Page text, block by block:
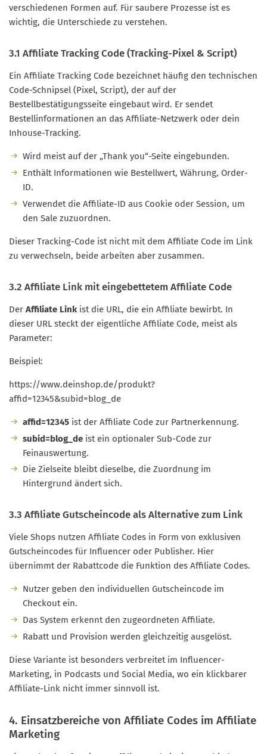
verschiedenen Formen auf. Für saubere Prozesse ist es
wichtig, die Unterschiede zu verstehen.
3.1 Affiliate Tracking Code (Tracking-Pixel & Script)
Ein Affiliate Tracking Code bezeichnet häufig den technischen
Code-Schnipsel (Pixel, Script), der auf der
Bestellbestätigungsseite eingebaut wird. Er sendet
Bestellinformationen an das Affiliate-Netzwerk oder dein
Inhouse-Tracking.
Wird meist auf der „Thank you“-Seite eingebunden.
Enthält Informationen wie Bestellwert, Währung, Order-
ID.
Verwendet die Affiliate-ID aus Cookie oder Session, um
den Sale zuzuordnen.
Dieser Tracking-Code ist nicht mit dem Affiliate Code im Link
zu verwechseln, beide arbeiten aber zusammen.
3.2 Affiliate Link mit eingebettetem Affiliate Code
Der Affiliate Linkist die URL, die ein Affiliate bewirbt. In
dieser URL steckt der eigentliche Affiliate Code, meist als
Parameter:
Beispiel:
https://www.deinshop.de/produkt?
affid=12345&subid=blog_de
affid=12345ist der Affiliate Code zur Partnerkennung.
subid=blog_deist ein optionaler Sub-Code zur
Feinauswertung.
Die Zielseite bleibt dieselbe, die Zuordnung im
Hintergrund ändert sich.
3.3 Affiliate Gutscheincode als Alternative zum Link
Viele Shops nutzen Affiliate Codes in Form von exklusiven
Gutscheincodes für Influencer oder Publisher. Hier
übernimmt der Rabattcode die Funktion des Affiliate Codes.
Nutzer geben den individuellen Gutscheincode im
Checkout ein.
Das System erkennt den zugeordneten Affiliate.
Rabatt und Provision werden gleichzeitig ausgelöst.
Diese Variante ist besonders verbreitet im Influencer-
Marketing, in Podcasts und Social Media, wo ein klickbarer
Affiliate-Link nicht immer sinnvoll ist.
4. Einsatzbereiche von Affiliate Codes im Affiliate
Marketing